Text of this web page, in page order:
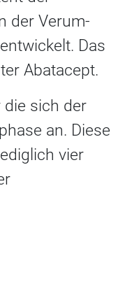
der Verum-
Das
Abatacept.
die sich der
an. Diese
vier